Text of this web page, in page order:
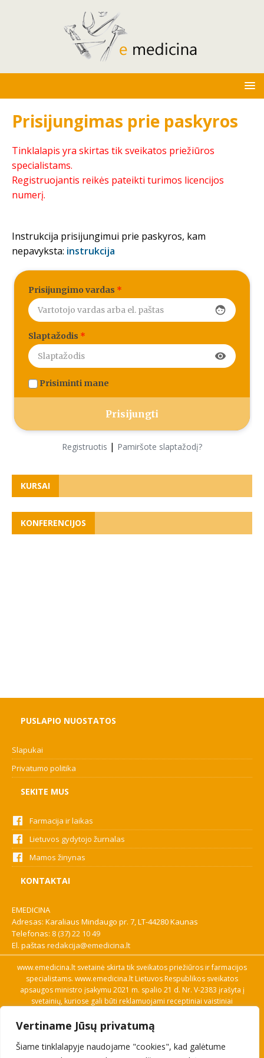
Vertiname Jūsų privatumą
Šiame tinklalapyje naudojame "cookies", kad galėtume
Prisijungimas prie paskyros
Tinklalapis yra skirtas tik sveikatos priežiūros
specialistams.
Registruojantis reikės pateikti turimos licencijos
numerį.
Instrukcija prisijungimui prie paskyros, kam
nepavyksta: instrukcija
Prisijungimo vardas *
face
Slaptažodis *
visibility
Prisiminti mane
Registruotis | Pamiršote slaptažodį?
KURSAI
KONFERENCIJOS
PUSLAPIO NUOSTATOS
Slapukai
Privatumo politika
SEKITE MUS
Farmacija ir laikas
Lietuvos gydytojo žurnalas
Mamos žinynas
KONTAKTAI
EMEDICINA
Adresas: Karaliaus Mindaugo pr. 7, LT-44280 Kaunas
Telefonas: 8 (37) 22 10 49
El. paštas redakcija@emedicina.lt
www.emedicina.lt svetainė skirta tik sveikatos priežiūros ir farmacijos
specialistams. www.emedicina.lt Lietuvos Respublikos sveikatos
apsaugos ministro įsakymu 2021 m. spalio 21 d. Nr. V-2383 įrašyta į
svetainių, kuriose gali būti reklamuojami receptiniai vaistiniai
savo profesinę kvalifikaciją. Naudingos nuorodos: Vaistų ir medicinos
pagalbos priemonių kainų paieška, VVKT tinklalapis, Sveikatos
priežiūros ar farmacijos specialisto pranešimo apie įtariamą